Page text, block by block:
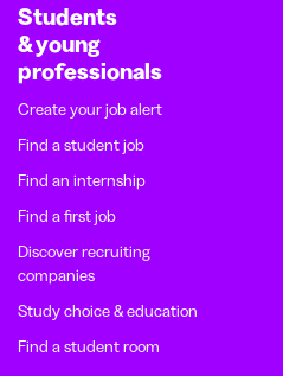
Students
& young
professionals
Create your job alert
Find a student job
Find an internship
Find a first job
Discover recruiting
companies
Study choice & education
Find a student room